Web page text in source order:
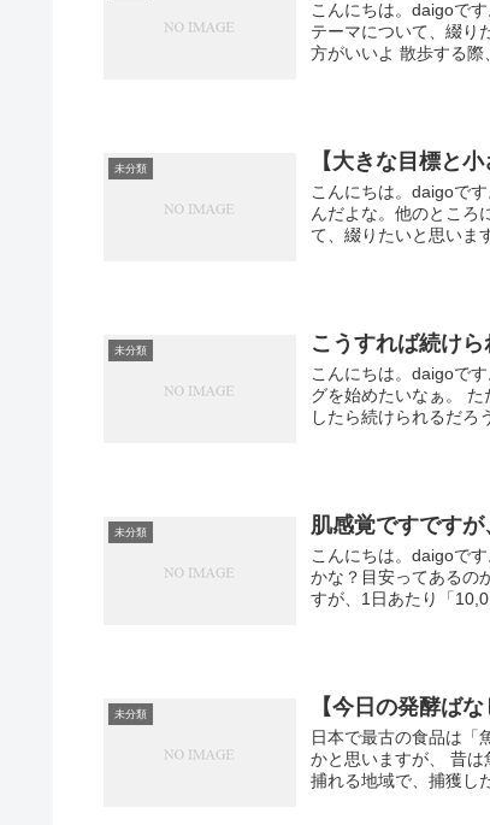
こんにちは。daigoで
テーマについて、綴り
方がいいよ 散歩する際
未分類 【大きな目標と
こんにちは。daigoで
んだよな。他のところ
て、綴りたいと思いま
未分類 こうすれば続け
こんにちは。daigoで
グを始めたいなぁ。
したら続けられるだろ
未分類 肌感覚ですですが
こんにちは。daigoで
かな？目安ってあるの
すが、1日あたり「
未分類 【今日の発酵ば
日本で最古の食品は「
かと思いますが、 昔
捕れる地域で、捕獲し